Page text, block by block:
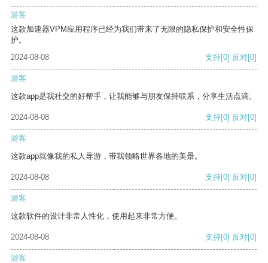
游客
这款加速器VPM应用程序已经为我们带来了无限的隐私保护和安全性保
护。
2024-08-08
支持[0] 反对[0]
游客
这款app是我社交的好帮手，让我能够与朋友保持联系，分享生活点滴。
2024-08-08 支持[0] 反对[0]
游客
这款app就像我的私人导游，带我领略世界各地的美景。
2024-08-08 支持[0] 反对[0]
游客
这款软件的设计非常人性化，使用起来非常方便。
2024-08-08 支持[0] 反对[0]
游客